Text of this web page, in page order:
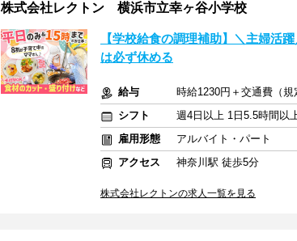
株式会社レクトン 横浜市立幸ヶ谷小学校
【学校給食の調理補助】＼主婦活
は必ず休める
給与
時給1230円＋交通費（規
シフト
週4日以上 1日5.5時間以
雇用形態
アルバイト・パート
アクセス
神奈川駅 徒歩5分
株式会社レクトンの求人一覧を見る